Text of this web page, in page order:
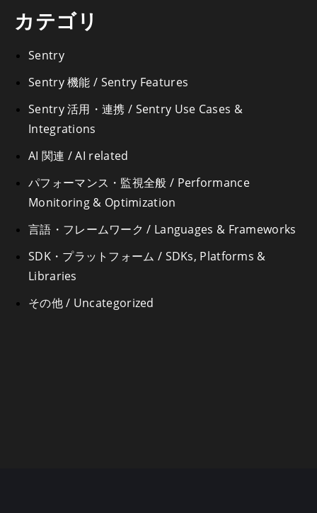
カテゴリ
AI 関連 / AI related
SDK・プラットフォーム / SDKs, Platforms &
Libraries
Sentry
Sentry 機能 / Sentry Features
Sentry 活用・連携 / Sentry Use Cases &
Integrations
その他 / Uncategorized
パフォーマンス・監視全般 / Performance
Monitoring & Optimization
言語・フレームワーク / Languages & Frameworks